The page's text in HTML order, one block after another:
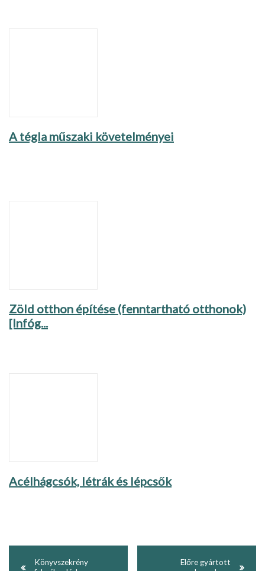
A tégla műszaki követelményei
Zöld otthon építése (fenntartható otthonok)
[Infóg...
Acélhágcsók, létrák és lépcsők
Könyvszekrény
Előre gyártott